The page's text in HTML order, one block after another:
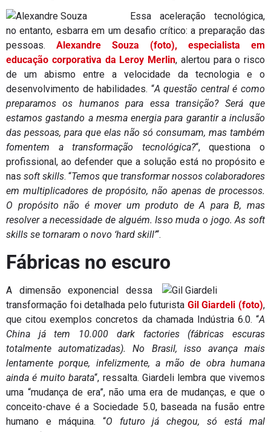
Essa aceleração tecnológica,
no entanto, esbarra em um desafio crítico: a preparação das
pessoas. Alexandre Souza (foto), especialista em
educação corporativa da Leroy Merlin, alertou para o risco
de um abismo entre a velocidade da tecnologia e o
desenvolvimento de habilidades. “A questão central é como
preparamos os humanos para essa transição? Será que
estamos gastando a mesma energia para garantir a inclusão
das pessoas, para que elas não só consumam, mas também
fomentem a transformação tecnológica?“, questiona o
profissional, ao defender que a solução está no propósito e
nas soft skills. “Temos que transformar nossos colaboradores
em multiplicadores de propósito, não apenas de processos.
O propósito não é mover um produto de A para B, mas
resolver a necessidade de alguém. Isso muda o jogo. As soft
skills se tornaram o novo ‘hard skill’“.
Fábricas no escuro
A dimensão exponencial dessa
transformação foi detalhada pelo futurista Gil Giardeli (foto),
que citou exemplos concretos da chamada Indústria 6.0. “A
China já tem 10.000 dark factories (fábricas escuras
totalmente automatizadas). No Brasil, isso avança mais
lentamente porque, infelizmente, a mão de obra humana
ainda é muito barata“, ressalta. Giardeli lembra que vivemos
uma “mudança de era”, não uma era de mudanças, e que o
conceito-chave é a Sociedade 5.0, baseada na fusão entre
humano e máquina. “O futuro já chegou, só está mal